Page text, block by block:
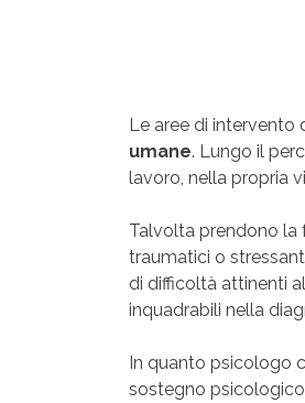
Le aree di intervento
umane. Lungo il
lavoro, nella propria
Talvolta prendono la
traumatici o
di difficoltà attinenti
inquadrabili nella
In quanto psicologo
sostegno